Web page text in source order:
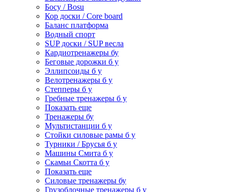
Босу / Bosu
Кор доски / Core board
Баланс платформа
Водный спорт
SUP доски / SUP весла
Кардиотренажеры бу
Беговые дорожки б у
Эллипсоиды б у
Велотренажеры б у
Степперы б у
Гребные тренажеры б у
Показать еще
Тренажеры бу
Мультистанции б у
Стойки силовые рамы б у
Турники / Брусья б у
Машины Смита б у
Скамьи Скотта б у
Показать еще
Силовые тренажеры бу
Грузоблочные тренажеры б у